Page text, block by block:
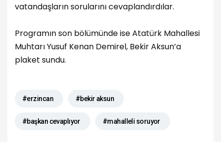
vatandaşların sorularını cevaplandırdılar.
Programın son bölümünde ise Atatürk Mahallesi
Muhtarı Yusuf Kenan Demirel, Bekir Aksun’a
plaket sundu.
#erzincan #bekir aksun
#başkan cevaplıyor #mahalleli soruyor